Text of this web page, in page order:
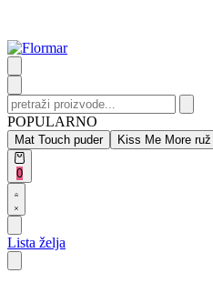
content
Search
for:
POPULARNO
Mat Touch puder Kiss Me More ruž
0Open
cart
Open
Account
details
Lista želja